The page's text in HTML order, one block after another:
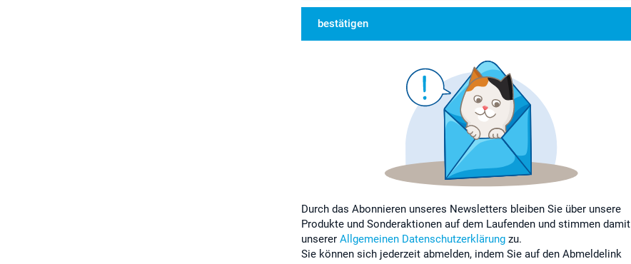
bestätigen
Durch das Abonnieren unseres Newsletters bleiben Sie über unsere
Produkte und Sonderaktionen auf dem Laufenden und stimmen damit
unserer Allgemeinen Datenschutzerklärung zu.
Sie können sich jederzeit abmelden, indem Sie auf den Abmeldelink